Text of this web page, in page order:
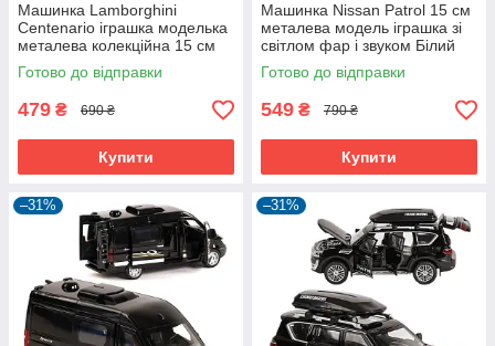
Машинка Lamborghini
Centenario іграшка моделька
металева колекційна 15 см
Чорний (59495)
Готово до відправки
479 ₴ 690 ₴
Купити
Машинка Nissan Patrol 15 см
металева модель іграшка зі
світлом фар і звуком Білий
(59669)
Готово до відправки
549 ₴ 790 ₴
Купити
–31% –31%